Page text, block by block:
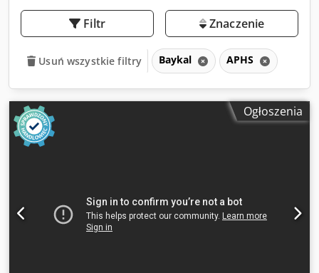
Filtr Znaczenie
Usuń wszystkie filtry Baykal APHS
Ogłoszenia